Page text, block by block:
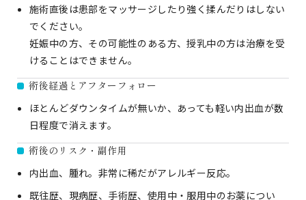
施術直後は患部をマッサージしたり強く揉んだりはしない
でください。
妊娠中の方、その可能性のある方、授乳中の方は治療を受
けることはできません。
術後経過とアフターフォロー
ほとんどダウンタイムが無いか、あっても軽い内出血が数
日程度で消えます。
術後のリスク・副作用
内出血、腫れ。非常に稀だがアレルギー反応。
既往歴、現病歴、手術歴、使用中・服用中のお薬につい